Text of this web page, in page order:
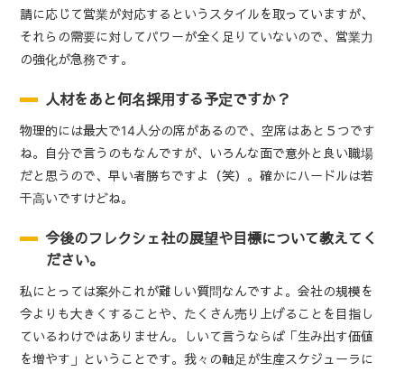
請に応じて営業が対応するというスタイルを取っていますが、
それらの需要に対してパワーが全く足りていないので、営業力
の強化が急務です。
人材をあと何名採用する予定ですか？
物理的には最大で14人分の席があるので、空席はあと５つです
ね。自分で言うのもなんですが、いろんな面で意外と良い職場
だと思うので、早い者勝ちですよ（笑）。確かにハードルは若
干高いですけどね。
今後のフレクシェ社の展望や目標について教えてく
ださい。
私にとっては案外これが難しい質問なんですよ。会社の規模を
今よりも大きくすることや、たくさん売り上げることを目指し
ているわけではありません。しいて言うならば「生み出す価値
を増やす」ということです。我々の軸足が生産スケジューラに